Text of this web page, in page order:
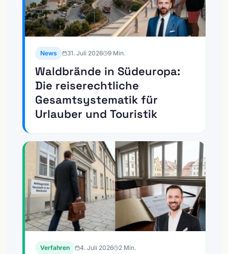
News 31. Juli 2026 9 Min.
Waldbrände in Südeuropa:
Die reiserechtliche
Gesamtsystematik für
Urlauber und Touristik
Verfahren 4. Juli 2026 2 Min.